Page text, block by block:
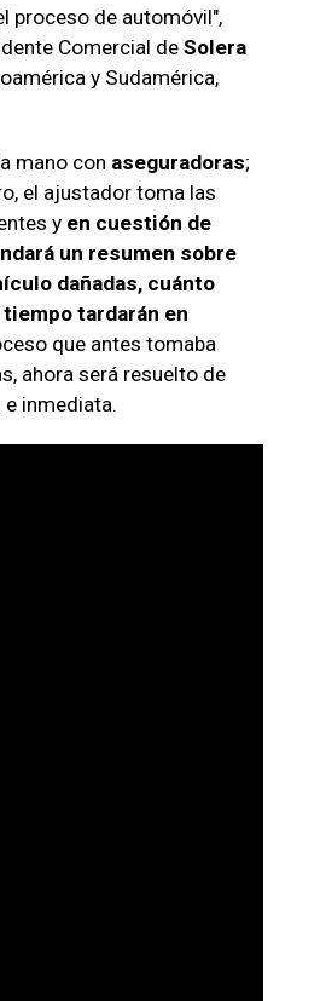
proceso de automóvil",
Comercial de Solera
y Sudamérica,
mano con aseguradoras;
el ajustador toma las
y en cuestión de
un resumen sobre
dañadas, cuánto
tardarán en
que antes tomaba
ahora será resuelto de
inmediata.